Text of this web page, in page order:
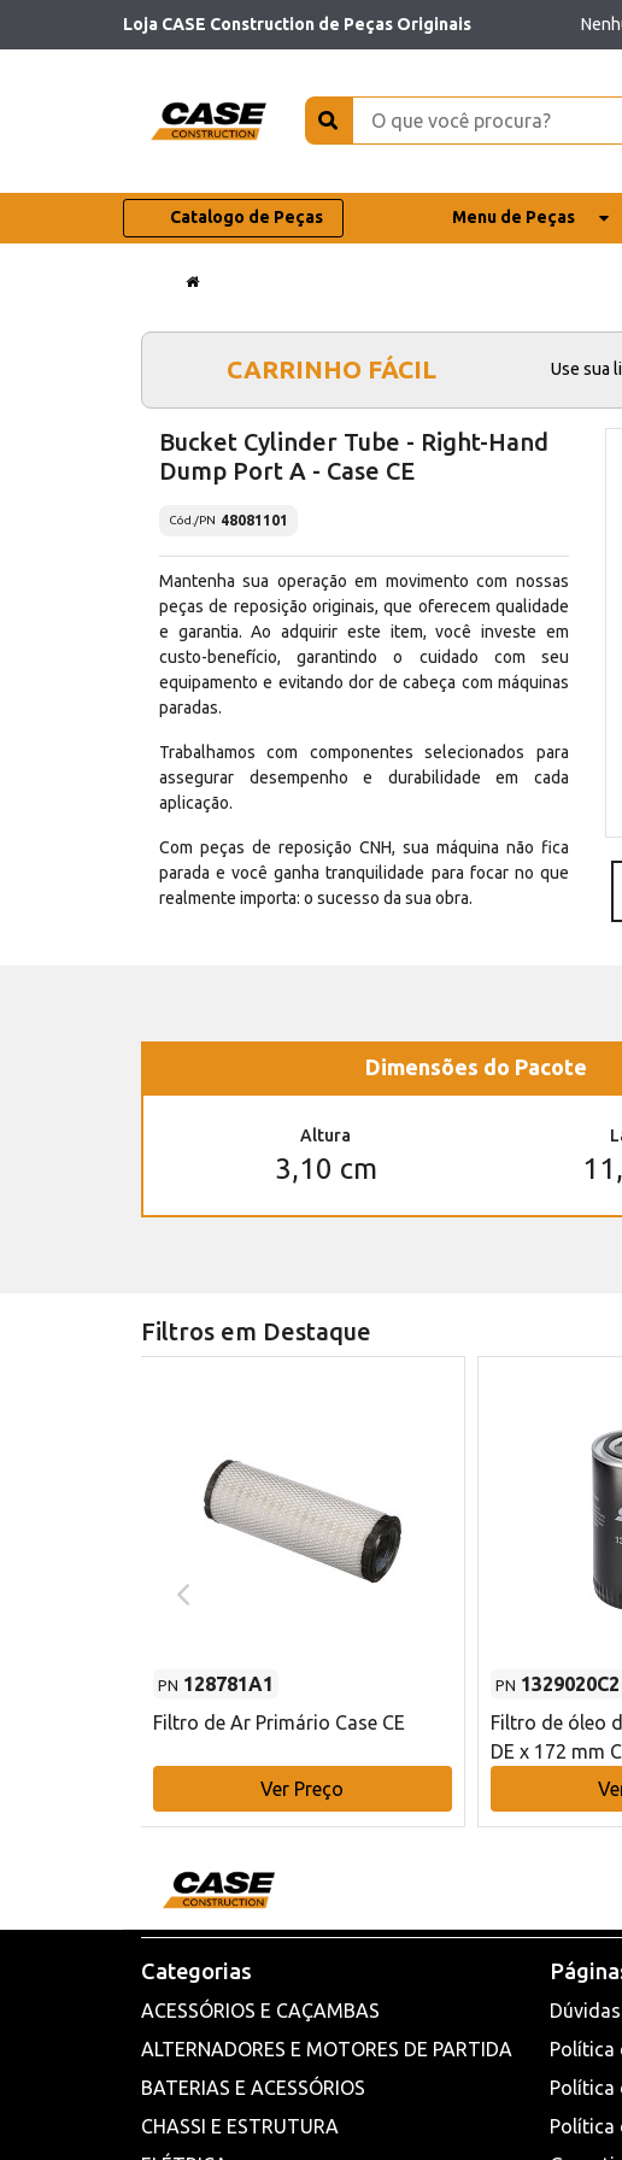
Loja CASE Construction de Peças Originais
Catalogo de Peças Menu de Peças
CARRINHO FÁCIL Use sua
Bucket Cylinder Tube - Right-Hand
Dump Port A - Case CE
Cód./PN 48081101
Mantenha sua operação em movimento com nossas
peças de reposição originais, que oferecem qualidade
e garantia. Ao adquirir este item, você investe em
custo-benefício, garantindo o cuidado com seu
equipamento e evitando dor de cabeça com máquinas
paradas.
Trabalhamos com componentes selecionados para
assegurar desempenho e durabilidade em cada
aplicação.
Com peças de reposição CNH, sua máquina não fica
parada e você ganha tranquilidade para focar no que
realmente importa: o sucesso da sua obra.
Dimensões do Pacote
Altura
3,10 cm
Filtros em Destaque
PN 128781A1
Filtro de Ar Primário Case CE
Ver Preço
PN 1329020C2
Filtro de óleo
DE x 172 mm
Categorias
ACESSÓRIOS E CAÇAMBAS
ALTERNADORES E MOTORES DE PARTIDA
BATERIAS E ACESSÓRIOS
CHASSI E ESTRUTURA
Política
Política
Política